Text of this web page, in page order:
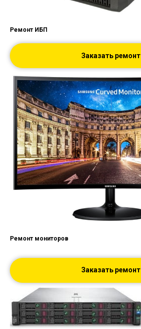
Ремонт ИБП
Заказать ремонт
Ремонт мониторов
Заказать ремонт